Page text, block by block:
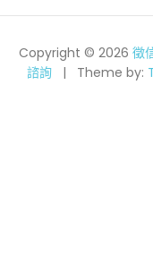
Copyright © 2026 徵
諮詢
Theme by: